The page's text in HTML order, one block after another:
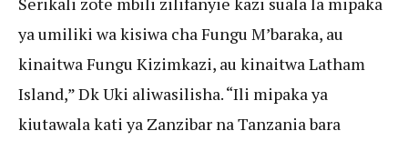
ya umiliki wa kisiwa cha Fungu M’baraka, au
kinaitwa Fungu Kizimkazi, au kinaitwa Latham
Island,” Dk Uki aliwasilisha. “Ili mipaka ya
kiutawala kati ya Zanzibar na Tanzania bara